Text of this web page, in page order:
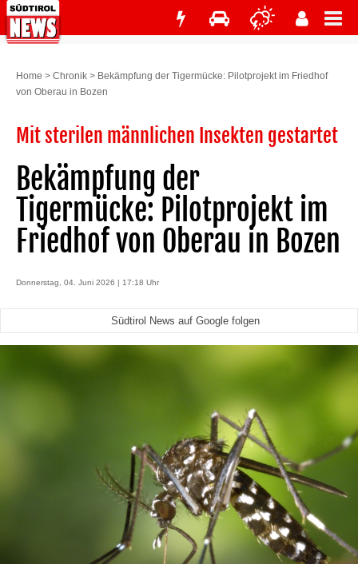
Home > Chronik > Bekämpfung der Tigermücke: Pilotprojekt im Friedhof
von Oberau in Bozen
Mit sterilen männlichen Insekten gestartet
Bekämpfung der
Tigermücke: Pilotprojekt im
Friedhof von Oberau in Bozen
Donnerstag, 04. Juni 2026 | 17:18 Uhr
Südtirol News auf Google folgen